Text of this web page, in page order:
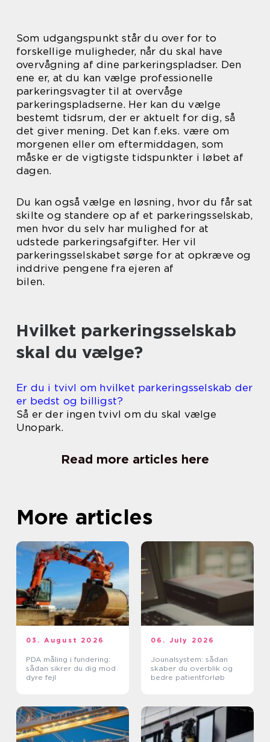
Som udgangspunkt står du over for to
forskellige muligheder, når du skal have
overvågning af dine parkeringspladser. Den
ene er, at du kan vælge professionelle
parkeringsvagter til at overvåge
parkeringspladserne. Her kan du vælge
bestemt tidsrum, der er aktuelt for dig, så
det giver mening. Det kan f.eks. være om
morgenen eller om eftermiddagen, som
måske er de vigtigste tidspunkter i løbet af
dagen.
Du kan også vælge en løsning, hvor du får sat
skilte og standere op af et parkeringsselskab,
men hvor du selv har mulighed for at
udstede parkeringsafgifter. Her vil
parkeringsselskabet sørge for at opkræve og
inddrive pengene fra ejeren af
bilen.
Hvilket parkeringsselskab
skal du vælge?
Er du i tvivl om hvilket parkeringsselskab der
er bedst og billigst?
Så er der ingen tvivl om du skal vælge
Unopark.
Read more articles here
More articles
03. August 2026
PDA måling i fundering:
sådan sikrer du dig mod
dyre fejl
06. July 2026
Jounalsystem: sådan
skaber du overblik og
bedre patientforløb